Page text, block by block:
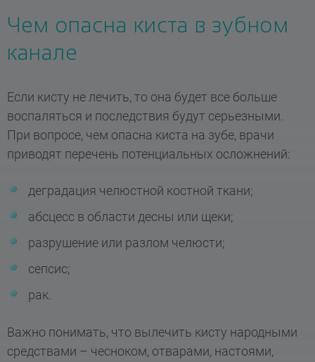
Чем опасна киста в зубном
канале
Если кисту не лечить, то она будет все больше
воспаляться и последствия будут серьезными.
При вопросе, чем опасна киста на зубе, врачи
приводят перечень потенциальных осложнений:
деградация челюстной костной ткани;
абсцесс в области десны или щеки;
разрушение или разлом челюсти;
сепсис;
рак.
Важно понимать, что вылечить кисту народными
средствами – чесноком, отварами, настоями,